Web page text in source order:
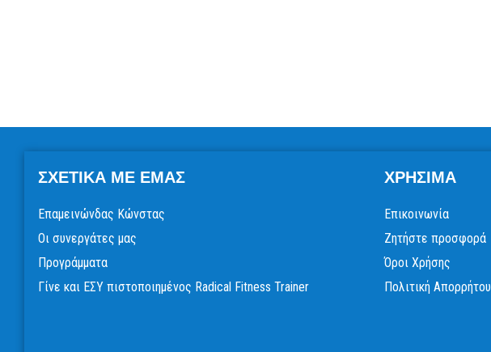
ΣΧΕΤΙΚΆ ΜΕ ΕΜΆΣ
Επαμεινώνδας Κώνστας
Οι συνεργάτες μας
Προγράμματα
Γίνε και ΕΣΥ πιστοποιημένος Radical Fitness Trainer
ΧΡΉΣΙΜΑ
Επικοινωνία
Ζητήστε προσφορά
Όροι Χρήσης
Πολιτική Απορρήτου